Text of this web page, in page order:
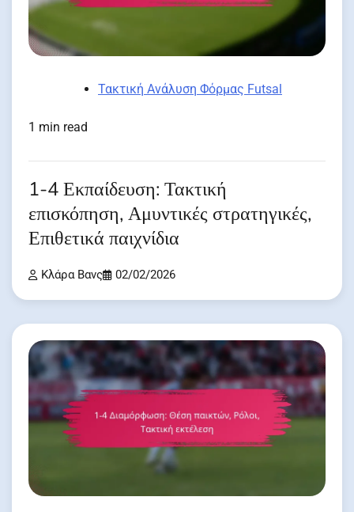
Τακτική Ανάλυση Φόρμας Futsal
1 min read
1-4 Εκπαίδευση: Τακτική
επισκόπηση, Αμυντικές στρατηγικές,
Επιθετικά παιχνίδια
Κλάρα Βανς 02/02/2026